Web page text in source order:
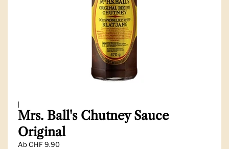
Mrs. Ball's Chutney Sauce
Original
AbCHF 9.90